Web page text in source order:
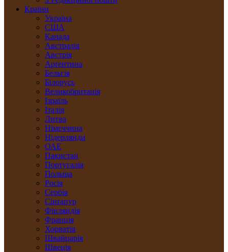
Країни
Україна
США
Канада
Австралія
Австрія
Арґентина
Бельгія
Білорусь
Великобританія
Ізраїль
Італія
Литва
Німеччина
Нідерлянди
ОАЕ
Пакистан
Португалія
Польща
Росія
Сербія
Сінґапур
Фінляндія
Франція
Хорватія
Швайцарія
Швеція